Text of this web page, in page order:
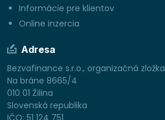
Informácie pre klientov
Online inzercia
Adresa
Bezvafinance s.r.o., organizačná zložka
Na bráne 8665/4
010 01 Žilina
Slovenská republika